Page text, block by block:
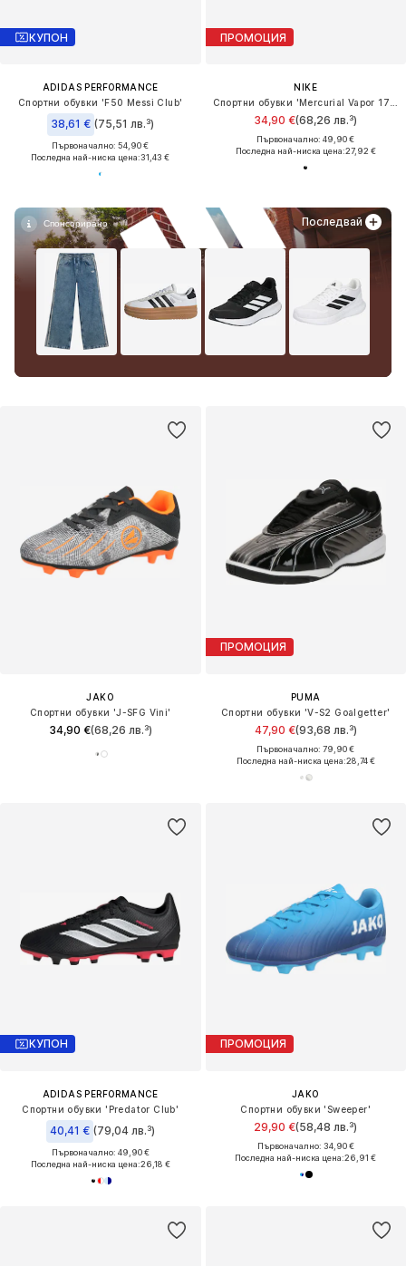
КУПОН
ADIDAS PERFORMANCE
Спортни обувки 'F50 Messi Club'
38,61 € (75,51 лв.³)
Първоначално: 54,90 €
Последна най-ниска цена:31,43 €
Последвай
ПРОМОЦИЯ
NIKE
34,90 €(68,26 лв.³)
Първоначално: 49,90 €
Последна най-ниска цена:27,92 €
JAKO
Спортни обувки 'J-SFG Vini'
34,90 €(68,26 лв.³)
ПРОМОЦИЯ
PUMA
Спортни обувки 'V-S2 Goalgetter'
47,90 €(93,68 лв.³)
Първоначално: 79,90 €
Последна най-ниска цена:28,74 €
КУПОН
ADIDAS PERFORMANCE
Спортни обувки 'Predator Club'
40,41 € (79,04 лв.³)
Първоначално: 49,90 €
Последна най-ниска цена:26,18 €
ПРОМОЦИЯ
JAKO
Спортни обувки 'Sweeper'
29,90 €(58,48 лв.³)
Първоначално: 34,90 €
Последна най-ниска цена:26,91 €